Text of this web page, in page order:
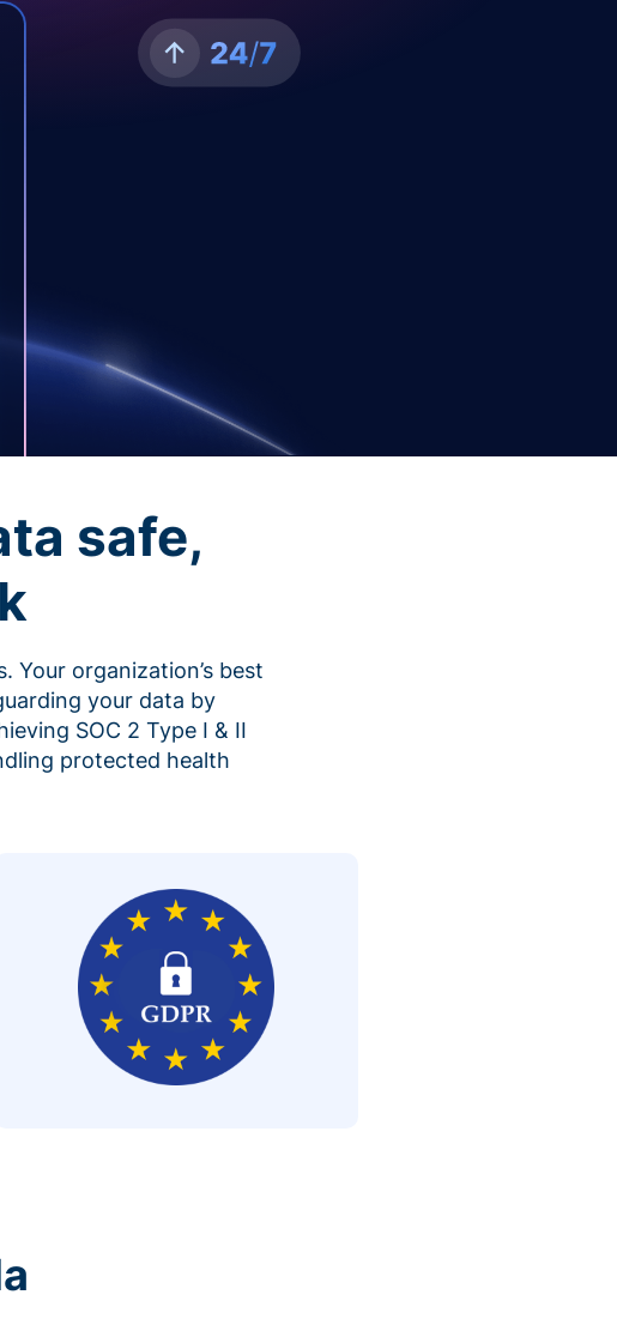
safe,
organization’s best
your data by
SOC 2 Type I & II
protected health